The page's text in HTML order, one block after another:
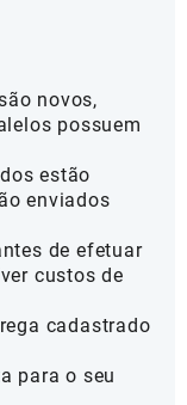
novos,
possuem
estão
enviados
de efetuar
custos de
cadastrado
para o seu